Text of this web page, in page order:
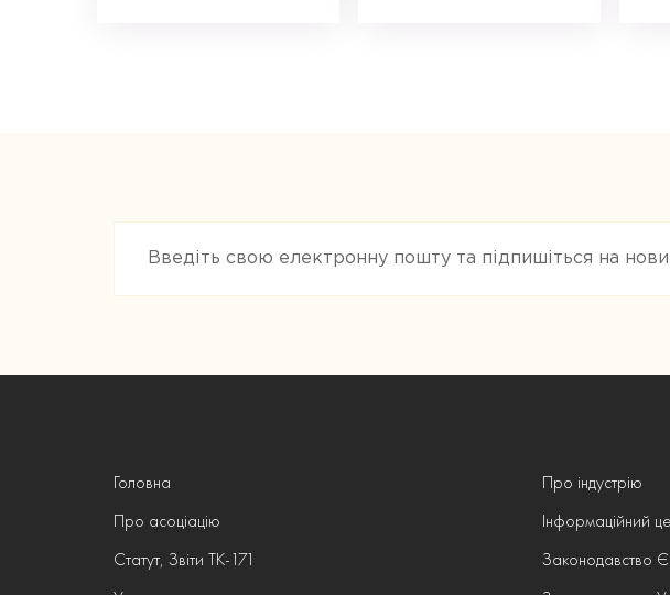
Головна
Про асоціацію
Статут, Звіти ТК-171
Про індустрію
Інформаційний
Законодавство